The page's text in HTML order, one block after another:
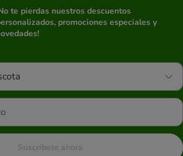
te pierdas nuestros descuentos
promociones especiales y
Suscríbete ahora